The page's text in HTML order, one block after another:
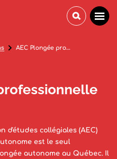
d'études collégiales (AEC)
est le seul
autonome au Québec. Il
AEC Plongée professionnelle autonome